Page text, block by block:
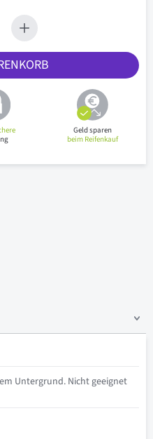
Geld sparen
beim Reifenkauf
Untergrund. Nicht geeignet